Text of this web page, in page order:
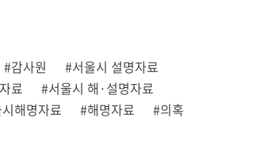
#감사원
#서울시 설명자료
료
#서울시 해·설명자료
해명자료 #해명자료
#의혹